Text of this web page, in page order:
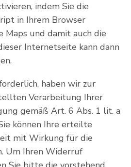
indem Sie die
in Ihrem Browser
Maps und damit auch die
Internetseite kann dann
haben wir zur
Verarbeitung Ihrer
gemäß Art. 6 Abs. 1 lit. a
können Ihre erteilte
mit Wirkung für die
Um Ihren Widerruf